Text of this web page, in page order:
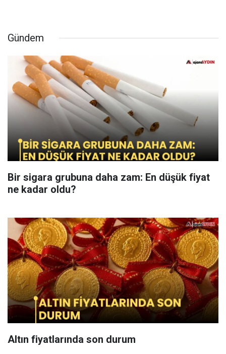
Gündem
Bir sigara grubuna daha zam: En düşük fiyat
ne kadar oldu?
Altın fiyatlarında son durum